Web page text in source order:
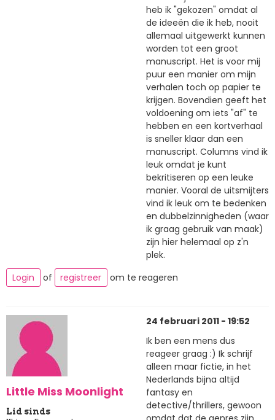
heb ik "gekozen" omdat al
de ideeën die ik heb, nooit
allemaal uitgewerkt kunnen
worden tot een groot
manuscript. Het is voor mij
puur een manier om mijn
verhalen toch op papier te
krijgen. Bovendien geeft het
voldoening om iets "af" te
hebben en een kortverhaal
is sneller klaar dan een
manuscript. Columns vind ik
leuk omdat je kunt
bekritiseren op een leuke
manier. Vooral de uitsmijters
vind ik leuk om te bedenken
en dubbelzinnigheden (waar
ik graag gebruik van maak)
zijn hier helemaal op z'n
plek.
Login
of registreer om te reageren
Little Miss Moonlight
Lid sinds
24 februari 2011 - 19:52
Ik ben een mens dus
reageer graag :) Ik schrijf
alleen maar fictie, in het
Nederlands bijna altijd
fantasy en
detective/thrillers, gewoon